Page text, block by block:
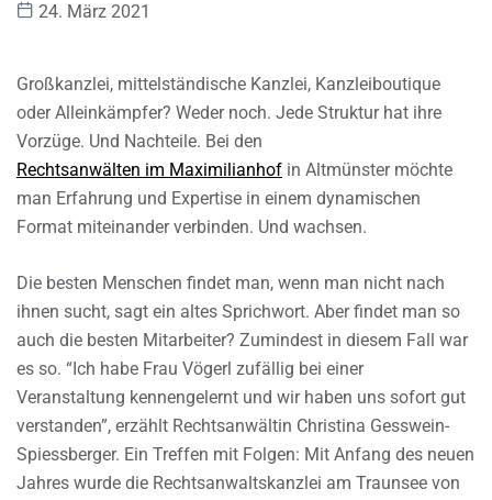
24. März 2021
Großkanzlei, mittelständische Kanzlei, Kanzleiboutique
oder Alleinkämpfer? Weder noch. Jede Struktur hat ihre
Vorzüge. Und Nachteile. Bei den
Rechtsanwälten im Maximilianhof in Altmünster möchte
man Erfahrung und Expertise in einem dynamischen
Format miteinander verbinden. Und wachsen.
Die besten Menschen findet man, wenn man nicht nach
ihnen sucht, sagt ein altes Sprichwort. Aber findet man so
auch die besten Mitarbeiter? Zumindest in diesem Fall war
es so. “Ich habe Frau Vögerl zufällig bei einer
Veranstaltung kennengelernt und wir haben uns sofort gut
verstanden”, erzählt Rechtsanwältin Christina Gesswein-
Spiessberger. Ein Treffen mit Folgen: Mit Anfang des neuen
Jahres wurde die Rechtsanwaltskanzlei am Traunsee von